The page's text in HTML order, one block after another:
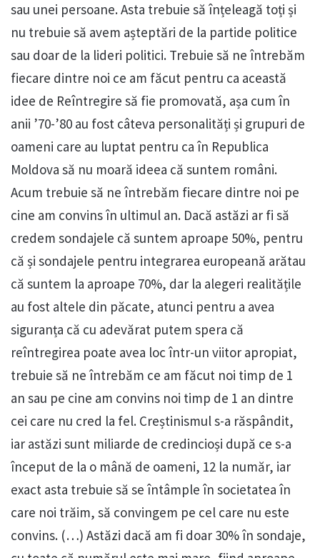
sau unei persoane. Asta trebuie să înțeleagă toți și
nu trebuie să avem așteptări de la partide politice
sau doar de la lideri politici. Trebuie să ne întrebăm
fiecare dintre noi ce am făcut pentru ca această
idee de Reîntregire să fie promovată, așa cum în
anii ’70-’80 au fost câteva personalități și grupuri de
oameni care au luptat pentru ca în Republica
Moldova să nu moară ideea că suntem români.
Acum trebuie să ne întrebăm fiecare dintre noi pe
cine am convins în ultimul an. Dacă astăzi ar fi să
credem sondajele că suntem aproape 50%, pentru
că și sondajele pentru integrarea europeană arătau
că suntem la aproape 70%, dar la alegeri realitățile
au fost altele din păcate, atunci pentru a avea
siguranța că cu adevărat putem spera că
reîntregirea poate avea loc într-un viitor apropiat,
trebuie să ne întrebăm ce am făcut noi timp de 1
an sau pe cine am convins noi timp de 1 an dintre
cei care nu cred la fel. Creștinismul s-a răspândit,
iar astăzi sunt miliarde de credincioși după ce s-a
început de la o mână de oameni, 12 la număr, iar
exact asta trebuie să se întâmple în societatea în
care noi trăim, să convingem pe cel care nu este
convins. (…) Astăzi dacă am fi doar 30% în sondaje,